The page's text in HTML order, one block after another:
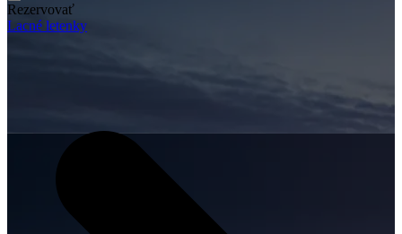
Rezervovať
Lacné letenky